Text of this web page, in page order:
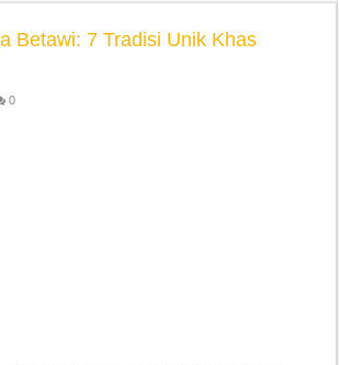
Betawi: 7 Tradisi Unik Khas
0